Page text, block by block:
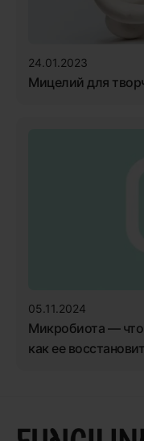
24.01.2023
Мицелий для
05.11.2024
Микробиота — что
как ее